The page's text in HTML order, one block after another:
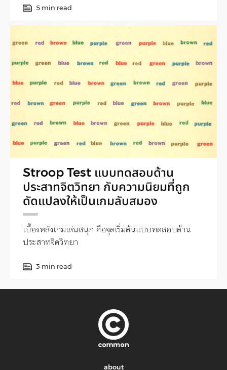
5 min read
Stroop Test แบบทดสอบด้าน
ประสาทจิตวิทยา กับความนิยมที่ถูก
ดัดแปลงให้เป็นเกมลับสมอง
เบื้องหลังเกมเล่นสนุก คือจุดเริ่มต้นแบบทดสอบด้าน
ประสาทจิตวิทยา
3 min read
about